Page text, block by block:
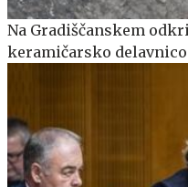
Na Gradiščanskem
keramičarsko delavnico